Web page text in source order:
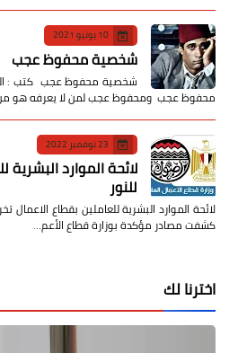
10 يونيو 2021
شخصية محفوظ عجب
شخصية محفوظ عجب كتب :
محفوظ عجب ومحفوظ عجب لمن لا يعرفه هو من
23 نوفمبر 2022
لائحة الموارد البشرية
للنور
لائحة الموارد البشرية للعاملين بقطاع
كشفت مصادر مؤكدة بوزارة قطاع الأعم…
اخترنا لك